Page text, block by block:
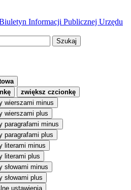
Informacji Publicznej Urzędu
zwiększ czcionkę
wierszami minus
wierszami plus
paragrafami minus
paragrafami plus
literami minus
literami plus
słowami minus
słowami plus
ustawienia